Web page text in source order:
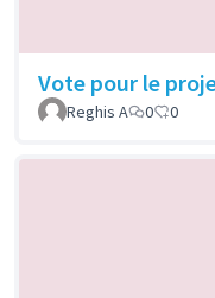
Vote pour le
Reghis A 0 0